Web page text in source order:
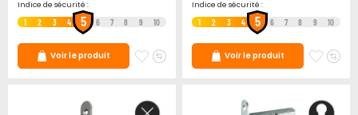
Indice de sécurité :
1 2 3 4 5 6 7 8 9 10
Voir le produit
Ajouter
favoris
Ajouter
Indice de sécurité :
1 2 3 4 5 6 7 8 9 10
Voir le produit